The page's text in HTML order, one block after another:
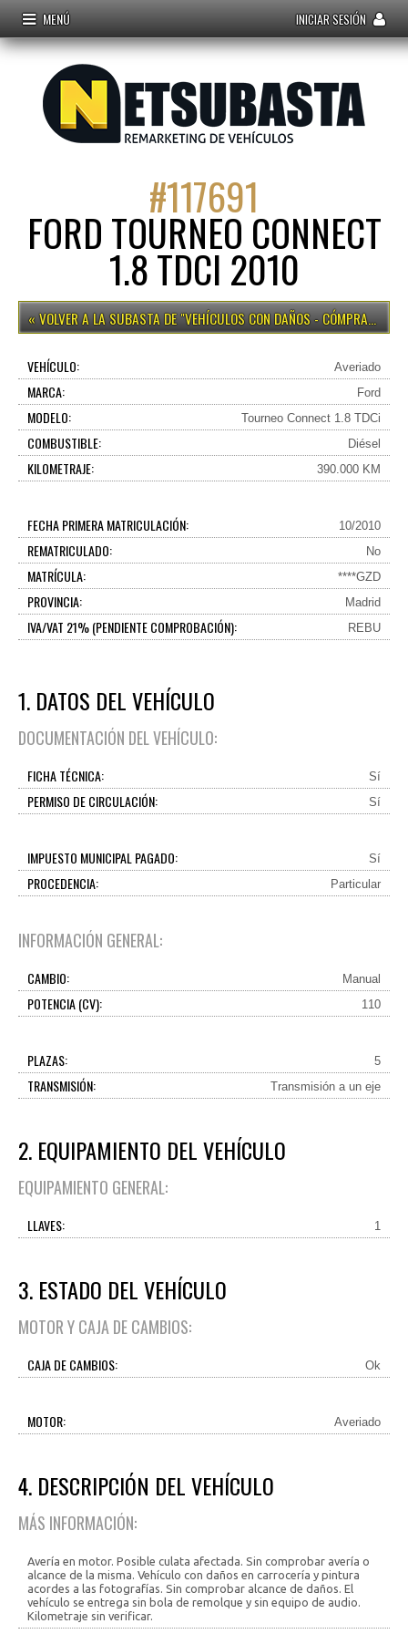
MENÚ INICIAR SESIÓN
#117691
FORD TOURNEO CONNECT
1.8 TDCI 2010
VEHÍCULOS CON DAÑOS - CÓMPRALO YA
VEHÍCULO: Averiado
MARCA: Ford
MODELO: Tourneo Connect 1.8 TDCi
COMBUSTIBLE: Diésel
KILOMETRAJE: 390.000 KM
FECHA PRIMERA MATRICULACIÓN: 10/2010
REMATRICULADO: No
MATRÍCULA: ****GZD
PROVINCIA: Madrid
IVA/VAT 21% (PENDIENTE COMPROBACIÓN): REBU
1. DATOS DEL VEHÍCULO
DOCUMENTACIÓN DEL VEHÍCULO:
FICHA TÉCNICA: Sí
PERMISO DE CIRCULACIÓN: Sí
IMPUESTO MUNICIPAL PAGADO: Sí
PROCEDENCIA: Particular
INFORMACIÓN GENERAL:
CAMBIO: Manual
POTENCIA (CV): 110
PLAZAS: 5
TRANSMISIÓN: Transmisión a un eje
2. EQUIPAMIENTO DEL VEHÍCULO
EQUIPAMIENTO GENERAL:
LLAVES: 1
3. ESTADO DEL VEHÍCULO
MOTOR Y CAJA DE CAMBIOS:
CAJA DE CAMBIOS: Ok
MOTOR: Averiado
4. DESCRIPCIÓN DEL VEHÍCULO
MÁS INFORMACIÓN:
Avería en motor. Posible culata afectada. Sin comprobar avería o
alcance de la misma. Vehículo con daños en carrocería y pintura
acordes a las fotografías. Sin comprobar alcance de daños. El
vehículo se entrega sin bola de remolque y sin equipo de audio.
Kilometraje sin verificar.